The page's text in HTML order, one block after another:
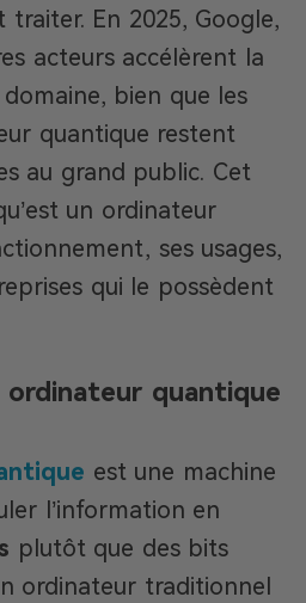
En 2025, Google,
acteurs accélèrent la
bien que les
quantique restent
au grand public. Cet
un ordinateur
ses usages,
qui le possèdent
ordinateur quantique
est une machine
l’information en
plutôt que des bits
ordinateur traditionnel